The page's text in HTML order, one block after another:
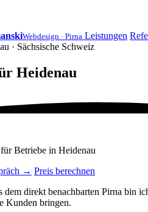
Webdesign · Pirna Leistungen
· Sächsische Schweiz
Heidenau
Betriebe in Heidenau
→ Preis berechnen
dem direkt benachbarten Pirna bin
Kunden bringen.